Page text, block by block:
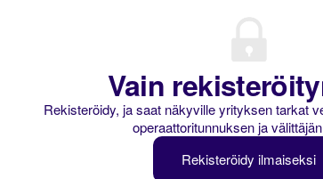
Vain
Rekisteröidy, ja saat näkyville yrityksen tarkat
operaattoritunnuksen ja
Rekisteröidy ilmaiseksi